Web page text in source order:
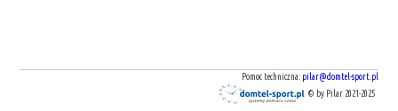
Pomoc techniczna: pilar@domtel-sport.pl
© by Pilar 2021-2025